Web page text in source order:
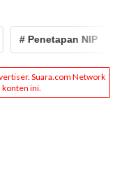
# Penetapan NIP